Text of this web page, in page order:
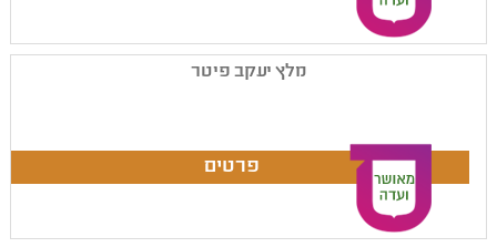
מלץ יעקב פיטר